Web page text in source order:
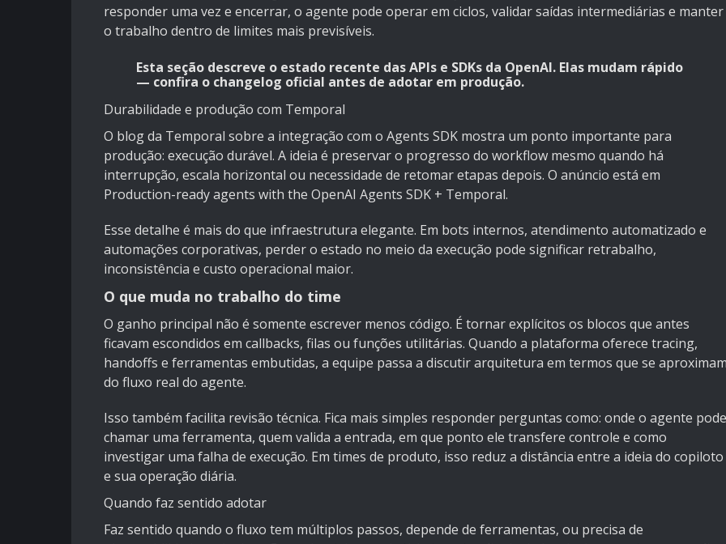
responder uma vez e encerrar, o agente pode operar em ciclos, validar saídas intermediárias e manter
o trabalho dentro de limites mais previsíveis.
Esta seção descreve o estado recente das APIs e SDKs da OpenAI. Elas mudam rápido
— confira o changelog oficial antes de adotar em produção.
Durabilidade e produção com Temporal
O blog da Temporal sobre a integração com o Agents SDK mostra um ponto importante para
produção: execução durável. A ideia é preservar o progresso do workflow mesmo quando há
interrupção, escala horizontal ou necessidade de retomar etapas depois. O anúncio está em
Production-ready agents with the OpenAI Agents SDK + Temporal.
Esse detalhe é mais do que infraestrutura elegante. Em bots internos, atendimento automatizado e
automações corporativas, perder o estado no meio da execução pode significar retrabalho,
inconsistência e custo operacional maior.
O que muda no trabalho do time
O ganho principal não é somente escrever menos código. É tornar explícitos os blocos que antes
ficavam escondidos em callbacks, filas ou funções utilitárias. Quando a plataforma oferece tracing,
handoffs e ferramentas embutidas, a equipe passa a discutir arquitetura em termos que se
do fluxo real do agente.
Isso também facilita revisão técnica. Fica mais simples responder perguntas como: onde o agente pode
chamar uma ferramenta, quem valida a entrada, em que ponto ele transfere controle e como
investigar uma falha de execução. Em times de produto, isso reduz a distância entre a ideia do copiloto
e sua operação diária.
Quando faz sentido adotar
Faz sentido quando o fluxo tem múltiplos passos, depende de ferramentas, ou precisa de